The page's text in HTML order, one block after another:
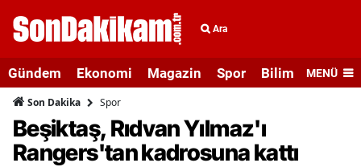
Ara
Gündem Ekonomi Magazin Spor Bilim veMENÜ
Son Dakika Spor
Beşiktaş, Rıdvan Yılmaz'ı
Rangers'tan kadrosuna kattı